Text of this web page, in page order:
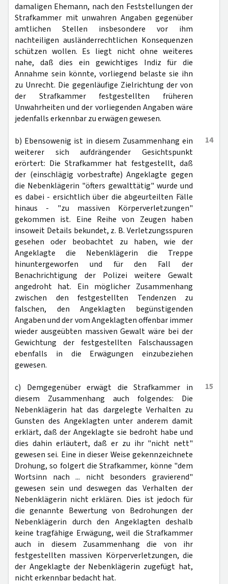
damaligen Ehemann, nach den Feststellungen der
Strafkammer mit unwahren Angaben gegenüber
amtlichen Stellen insbesondere vor ihm
nachteiligen ausländerrechtlichen Konsequenzen
schützen wollen. Es liegt nicht ohne weiteres
nahe, daß dies ein gewichtiges Indiz für die
Annahme sein könnte, vorliegend belaste sie ihn
zu Unrecht. Die gegenläufige Zielrichtung der von
der Strafkammer festgestellten früheren
Unwahrheiten und der vorliegenden Angaben wäre
jedenfalls erkennbar zu erwägen gewesen.
14
b) Ebensowenig ist in diesem Zusammenhang ein
weiterer sich aufdrängender Gesichtspunkt
erörtert: Die Strafkammer hat festgestellt, daß
der (einschlägig vorbestrafte) Angeklagte gegen
die Nebenklägerin "öfters gewalttätig" wurde und
es dabei - ersichtlich über die abgeurteilten Fälle
hinaus - "zu massiven Körperverletzungen"
gekommen ist. Eine Reihe von Zeugen haben
insoweit Details bekundet, z. B. Verletzungsspuren
gesehen oder beobachtet zu haben, wie der
Angeklagte die Nebenklägerin die Treppe
hinuntergeworfen und für den Fall der
Benachrichtigung der Polizei weitere Gewalt
angedroht hat. Ein möglicher Zusammenhang
zwischen den festgestellten Tendenzen zu
falschen, den Angeklagten begünstigenden
Angaben und der vom Angeklagten offenbar immer
wieder ausgeübten massiven Gewalt wäre bei der
Gewichtung der festgestellten Falschaussagen
ebenfalls in die Erwägungen einzubeziehen
gewesen.
15
c) Demgegenüber erwägt die Strafkammer in
diesem Zusammenhang auch folgendes: Die
Nebenklägerin hat das dargelegte Verhalten zu
Gunsten des Angeklagten unter anderem damit
erklärt, daß der Angeklagte sie bedroht habe und
dies dahin erläutert, daß er zu ihr "nicht nett"
gewesen sei. Eine in dieser Weise gekennzeichnete
Drohung, so folgert die Strafkammer, könne "dem
Wortsinn nach ... nicht besonders gravierend"
gewesen sein und deswegen das Verhalten der
Nebenklägerin nicht erklären. Dies ist jedoch für
die genannte Bewertung von Bedrohungen der
Nebenklägerin durch den Angeklagten deshalb
keine tragfähige Erwägung, weil die Strafkammer
auch in diesem Zusammenhang die von ihr
festgestellten massiven Körperverletzungen, die
der Angeklagte der Nebenklägerin zugefügt hat,
nicht erkennbar bedacht hat.